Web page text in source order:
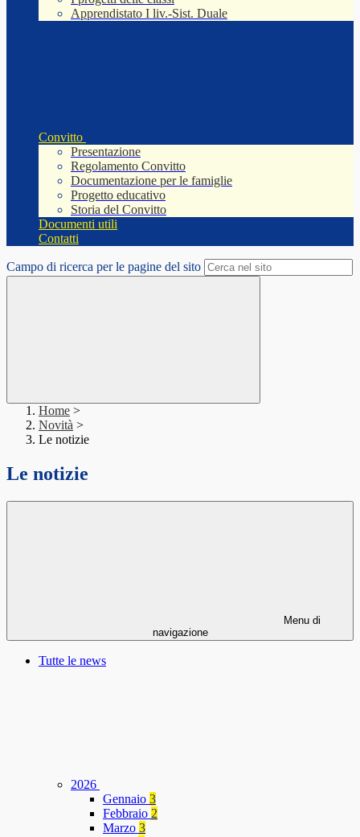
Apprendistato I liv.-Sist. Duale
Convitto
Presentazione
Regolamento Convitto
Documentazione per le famiglie
Progetto educativo
Storia del Convitto
Documenti utili
Contatti
Campo di ricerca per le pagine del sito
Home >
Novità >
Le notizie
Le notizie
Menu di
navigazione
Tutte le news
2026
Gennaio 3
Febbraio 2
Marzo 3